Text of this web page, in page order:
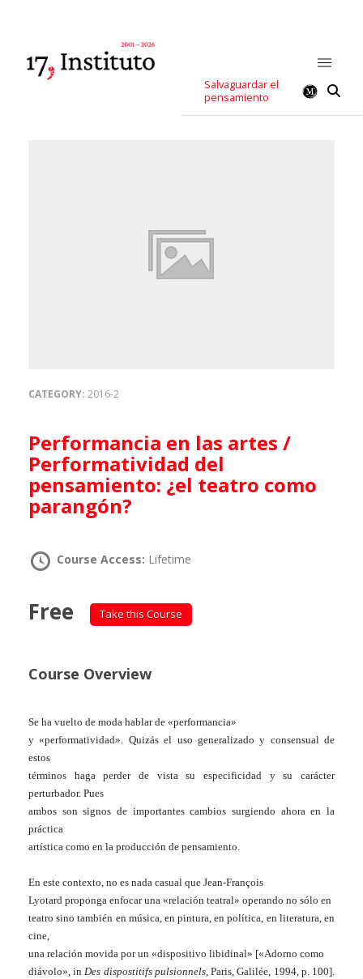
Salvaguardar el
pensamiento
CATEGORY: 2016-2
Performancia en las artes /
Performatividad del
pensamiento: ¿el teatro como
parangón?
Course Access: Lifetime
Free Take this Course
Course Overview
Se ha vuelto de moda hablar de «performancia»
y «performatividad». Quizás el uso generalizado y consensual de
estos
términos haga perder de vista su especificidad y su carácter
perturbador. Pues
ambos son signos de importantes cambios surgiendo ahora en la
práctica
artística como en la producción de pensamiento.
En este contexto, no es nada casual que Jean-François
Lyotard proponga enfocar una «relación teatral» operando no sólo en
teatro sino también en música, en pintura, en política, en literatura, en
cine,
una relación movida por un «dispositivo libidinal» [«Adorno como
diávolo», in Des dispostitifs pulsionnels, Paris, Galilée, 1994, p. 100].